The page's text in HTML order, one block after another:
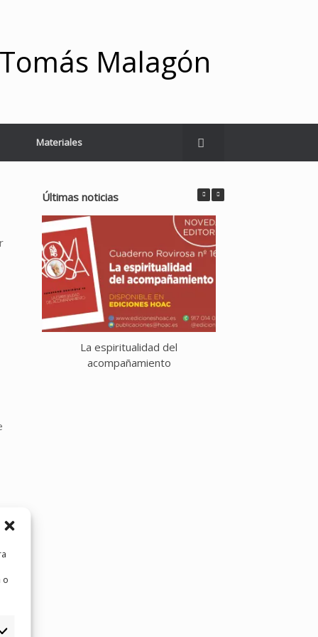
o
Malagón
Materiales
Últimas noticias
La espiritualidad del
acompañamiento